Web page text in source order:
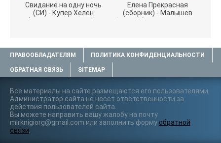
Свидание на одну ночь
(СИ) - Купер Хелен
(читать книги онлайн
Елена Прекрасная
(сборник) - Малышев
Андрей (книги полностью
ПРАВООБЛАДАТЕЛЯМ ПОЛИТИКА КОНФИДЕНЦИАЛЬНОСТИ
ОБРАТНАЯ СВЯЗЬ SITEMAP
Все материалы на сайте размещаются его пользователями.
Администратор сайта не несёт ответственности за
действия пользователей сайта..
Вы можете направить вашу жалобу на почту
mirknigiorg@gmail.com или заполнить форму обратной
связи